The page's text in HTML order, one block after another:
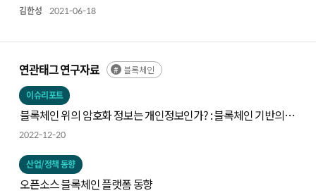
방안
김한성 2021-06-18
연관태그 연구자료 블록체인
이슈리포트
블록체인 위의 암호화 정보는 개인정보인가? : 블록체인 기반의
분산신원인증 서비스를 중심으로
2022-12-20
산업/정책 동향
오픈소스 블록체인 플랫폼 동향